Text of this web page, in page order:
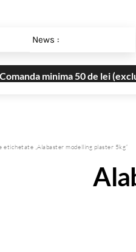
News :
Comanda minima 50 de lei
etichetate „Alabaster modelling plaster 5kg”